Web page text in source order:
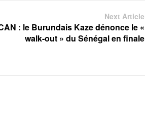
Next Article
: le Burundais Kaze dénonce le «
walk-out » du Sénégal en finale